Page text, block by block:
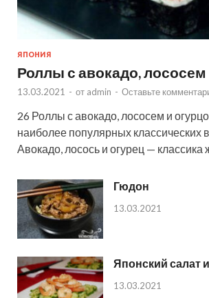
ЯПОНИЯ
Роллы с авокадо, лососем
13.03.2021 - от admin - Оставьте
26 Роллы с авокадо, лососем и
наиболее популярных классических
Авокадо, лосось и огурец — классика
Гюдон
13.03.2021
Японский салат
13.03.2021